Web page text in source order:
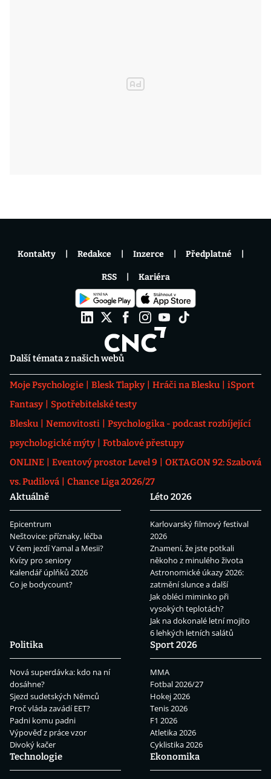
Další témata z našich webů
Moje Psychologie Blesk Tlapky Hráči na Blesku
iSport
Fantasy
Spotřebitelské testy
Blesku
Nemovitosti
Psychologika - podcast rozbíjející
psychologické mýty
Fotbalové přestupy
ONLINE
Eventový prostor Level 9
OKTAGON 92: Szabová
vs. Pudilová
Chance Liga 2026/27
Aktuálně
Epicentrum
Neštovice: příznaky, léčba
V čem jezdí Yamal a Mesii?
Kvízy pro seniory
Kalendář úplňků 2026
Co je bodycount?
Léto 2026
Karlovarský filmový festival
2026
Znamení, že jste potkali
někoho z minulého života
Astronomické úkazy 2026:
zatmění slunce a další
Jak obléci miminko při
vysokých teplotách?
Jak na dokonalé letní mojito
6 lehkých letních salátů
Politika
Nová superdávka: kdo na ní
dosáhne?
Sjezd sudetských Němců
Proč vláda zavádí EET?
Padni komu padni
Výpověď z práce vzor
Divoký kačer
Sport 2026
MMA
Fotbal 2026/27
Hokej 2026
Tenis 2026
F1 2026
Atletika 2026
Cyklistika 2026
Technologie
Ekonomika
Kontakty Redakce Inzerce Předplatné
RSS Kariéra